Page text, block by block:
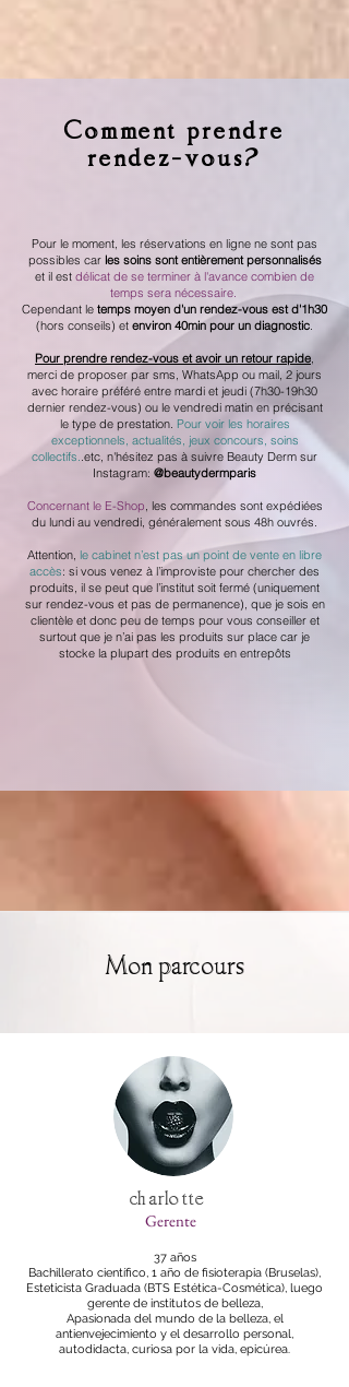
Comment prendre
rendez-vous?
Pour le moment, les réservations en ligne ne sont pas
possibles car les soins sont entièrement personnalisés
et il est délicat de se terminer à l'avance combien de
temps sera nécessaire.
Cependant le temps moyen d'un rendez-vous est d'1h30
(hors conseils) et environ 40min pour un diagnostic.
Pour prendre rendez-vous et avoir un retour rapide,
merci de proposer par sms, WhatsApp ou mail, 2 jours
avec horaire préféré entre mardi et jeudi (7h30-19h30
dernier rendez-vous) ou le vendredi matin en précisant
le type de prestation. Pour voir les horaires
exceptionnels, actualités, jeux concours, soins
collectifs..etc, n'hésitez pas à suivre Beauty Derm sur
Instagram: @beautydermparis
Concernant le E-Shop, les commandes sont expédiées
du lundi au vendredi, généralement sous 48h ouvrés.
Attention, le cabinet n’est pas un point de vente en libre
accès: si vous venez à l’improviste pour chercher des
produits, il se peut que l’institut soit fermé (uniquement
sur rendez-vous et pas de permanence), que je sois en
clientèle et donc peu de temps pour vous conseiller et
surtout que je n’ai pas les produits sur place car je
stocke la plupart des produits en entrepôts
Mon parcours
charlotte
Gerente
37 años
Bachillerato científico, 1 año de fisioterapia (Bruselas),
Esteticista Graduada (BTS Estética-Cosmética), luego
gerente de institutos de belleza,
Apasionada del mundo de la belleza, el
antienvejecimiento y el desarrollo personal,
autodidacta, curiosa por la vida, epicúrea.